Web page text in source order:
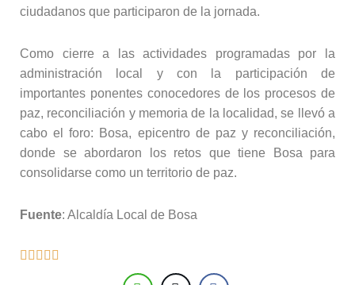
ciudadanos que participaron de la jornada.
Como cierre a las actividades programadas por la
administración local y con la participación de
importantes ponentes conocedores de los procesos de
paz, reconciliación y memoria de la localidad, se llevó a
cabo el foro: Bosa, epicentro de paz y reconciliación,
donde se abordaron los retos que tiene Bosa para
consolidarse como un territorio de paz.
Fuente: Alcaldía Local de Bosa
    